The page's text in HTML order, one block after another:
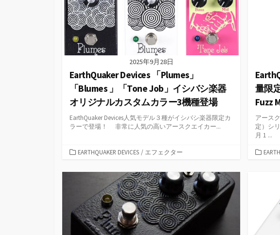
2025年9月28日
EarthQuaker Devices 「Plumes」
「Blumes 」「Tone Job」イシバシ楽器
オリジナルカスタムカラー3機種登場
EarthQuaker Devices人気モデル３種がイシバシ楽器限定カ
ラーで登場！ 非常に人気の高いアースクエイカー...
カ
ゴ
EARTHQUAKER DEVICES / エフェクター
量限
Fuzz
アース
定）シ
⽉ 1 ...
カ